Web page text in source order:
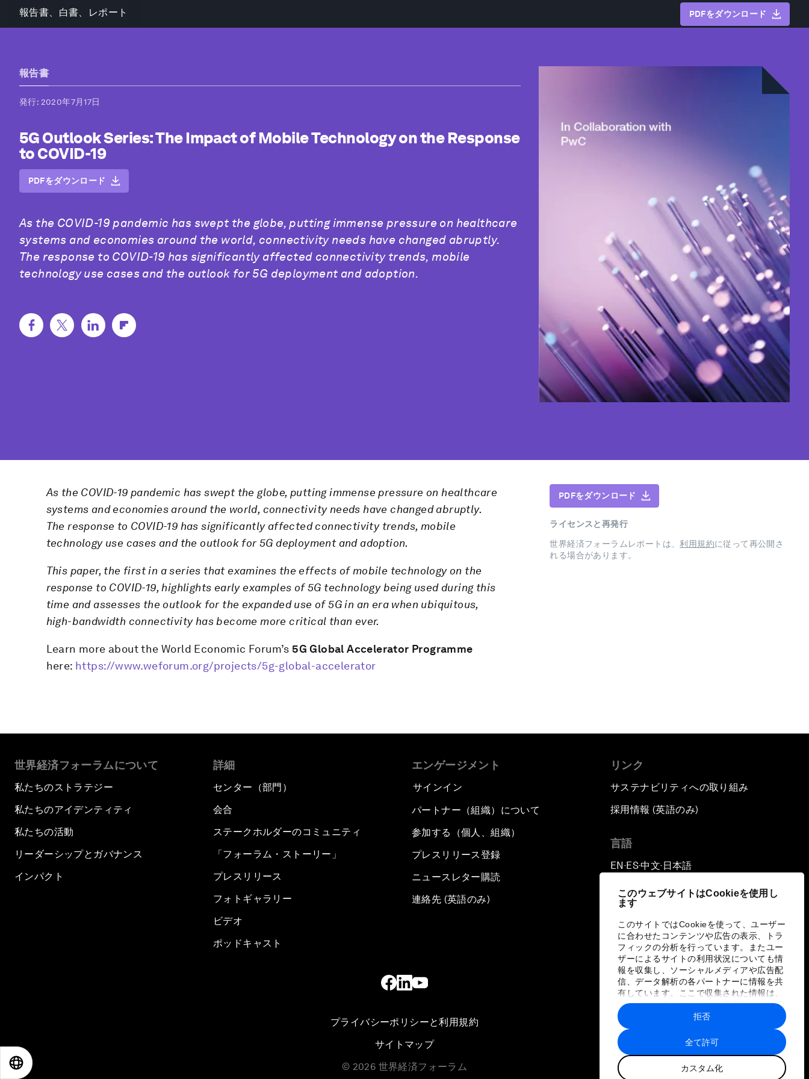
このウェブサイトはCookieを使用し
ます
このサイトではCookieを使って、ユーザー
に合わせたコンテンツや広告の表示、トラ
フィックの分析を行っています。またユー
ザーによるサイトの利用状況についても情
報を収集し、ソーシャルメディアや広告配
信、データ解析の各パートナーに情報を共
有しています。ここで収集された情報は、
ユーザーが各パートナーに提供した他の情
報や各パートナーのサービスを使用した際
に収集された情報と組み合わされ、各パー
トナーによって使用されることがありま
す。
全て許可
カスタム化
拒否
報告書、白書、レポート PDFをダウンロード
報告書
発行: 2020年7月17日
5G Outlook Series: The Impact of Mobile Technology on the Response
to COVID-19
PDFをダウンロード
As the COVID-19 pandemic has swept the globe, putting immense pressure on healthcare
systems and economies around the world, connectivity needs have changed abruptly.
The response to COVID-19 has significantly affected connectivity trends, mobile
technology use cases and the outlook for 5G deployment and adoption.
As the COVID-19 pandemic has swept the globe, putting immense pressure on healthcare
systems and economies around the world, connectivity needs have changed abruptly.
The response to COVID-19 has significantly affected connectivity trends, mobile
technology use cases and the outlook for 5G deployment and adoption.
This paper, the first in a series that examines the effects of mobile technology on the
response to COVID-19, highlights early examples of 5G technology being used during this
time and assesses the outlook for the expanded use of 5G in an era when ubiquitous,
high-bandwidth connectivity has become more critical than ever.
Learn more about the World Economic Forum’s5G Global Accelerator Programme
here: https://www.weforum.org/projects/5g-global-accelerator
PDFをダウンロード
ライセンスと再発行
世界経済フォーラムレポートは、利用規約に従って再公開さ
れる場合があります。
世界経済フォーラムについて
私たちのストラテジー
私たちのアイデンティティ
私たちの活動
リーダーシップとガバナンス
インパクト
詳細
センター（部門）
会合
ステークホルダーのコミュニティ
「フォーラム・ストーリー」
プレスリリース
フォトギャラリー
ビデオ
ポッドキャスト
エンゲージメント
サインイン
パートナー（組織）について
参加する（個人、組織）
プレスリリース登録
ニュースレター購読
連絡先 (英語のみ)
リンク
サステナビリティへの取り組み
採用情報 (英語のみ)
言語
EN ▪ ES▪中文▪ 日本語
プライバシーポリシーと利用規約
サイトマップ
© 2026 世界経済フォーラム